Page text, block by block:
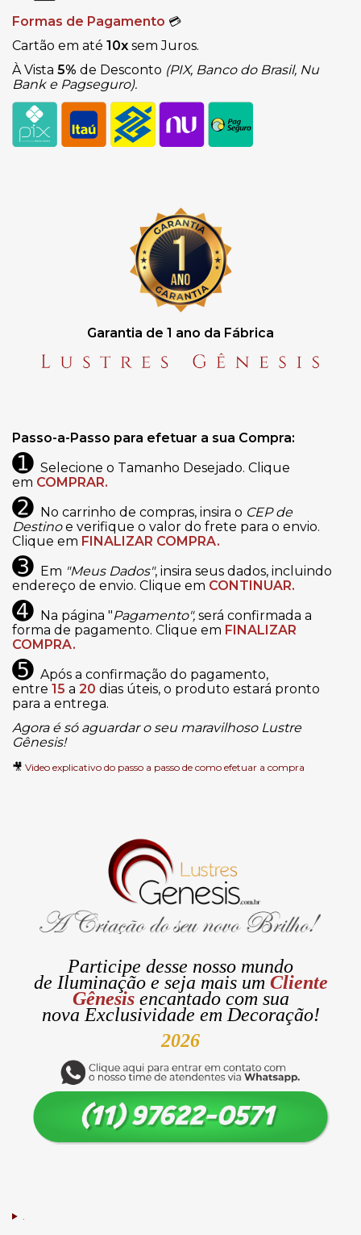
Formas de Pagamento 💳
Cartão em até 10x sem Juros.
À Vista 5% de Desconto (PIX, Banco do Brasil, Nu
Bank e Pagseguro).
Garantia de 1 ano da Fábrica
Passo-a-Passo para efetuar a sua Compra:
➊ Selecione o Tamanho Desejado. Clique
em COMPRAR.
➋ No carrinho de compras, insira o CEP de
Destinoe verifique o valor do frete para o envio.
Clique em FINALIZAR COMPRA.
➌ Em "Meus Dados", insira seus dados, incluindo
endereço de envio. Clique em CONTINUAR.
➍ Na página "Pagamento", será confirmada a
forma de pagamento. Clique em FINALIZAR
COMPRA.
➎ Após a confirmação do pagamento,
entre 15 a 20 dias úteis, o produto estará pronto
para a entrega.
Agora é só aguardar o seu maravilhoso Lustre
Gênesis!
🎥 Video explicativo do passo a passo de como efetuar a compra
Participe desse nosso mundo
de Iluminaçãoe seja mais um Cliente
Gênesis encantado com sua
nova Exclusividade em Decoração!
2026